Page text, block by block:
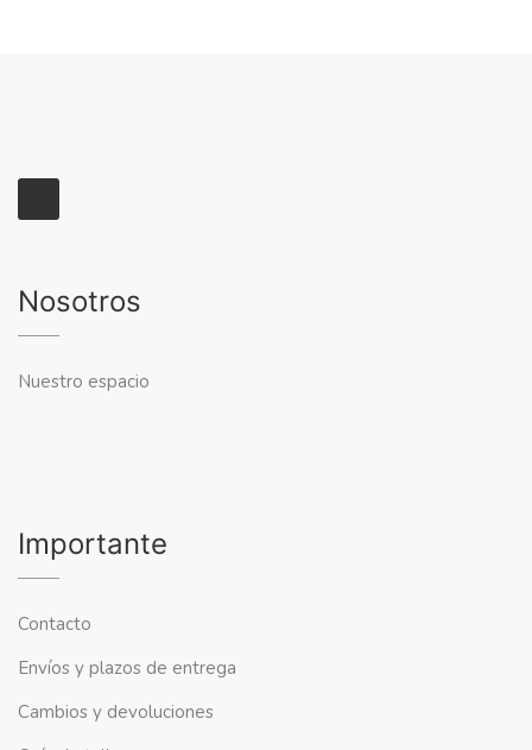
Nosotros
Nuestro espacio
Importante
Contacto
Envíos y plazos de entrega
Cambios y devoluciones